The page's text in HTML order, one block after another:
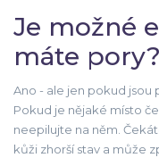
Je možné
máte pory?
Ano - ale jen pokud jsou
Pokud je nějaké místo
neepilujte na něm.
kůži zhorší stav a může